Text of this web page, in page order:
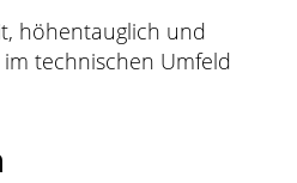
höhentauglich und
technischen Umfeld